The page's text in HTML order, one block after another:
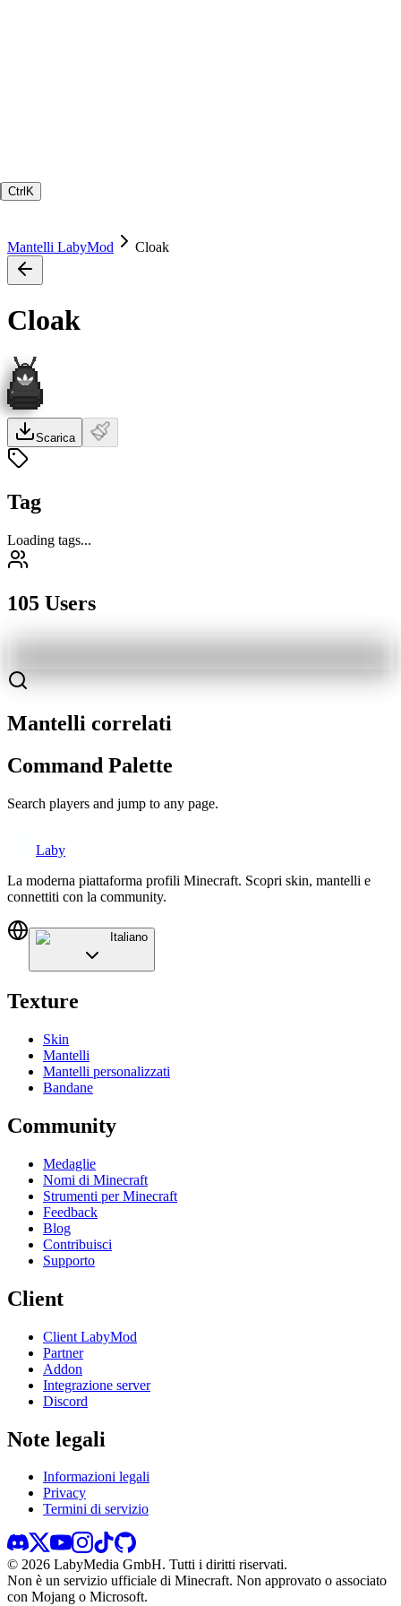
Ctrl K
Mantelli LabyMod Cloak
Cloak
Scarica
Tag
Loading tags...
105 Users
Mantelli correlati
Command Palette
Search players and jump to any page.
Laby
La moderna piattaforma profili Minecraft. Scopri skin, mantelli e
connettiti con la community.
Italiano
Texture
Skin
Mantelli
Mantelli personalizzati
Bandane
Community
Medaglie
Nomi di Minecraft
Strumenti per Minecraft
Feedback
Blog
Contribuisci
Supporto
Client
Client LabyMod
Partner
Addon
Integrazione server
Discord
Note legali
Informazioni legali
Privacy
Termini di servizio
© 2026 LabyMedia GmbH. Tutti i diritti riservati.
Non è un servizio ufficiale di Minecraft. Non approvato o associato
con Mojang o Microsoft.